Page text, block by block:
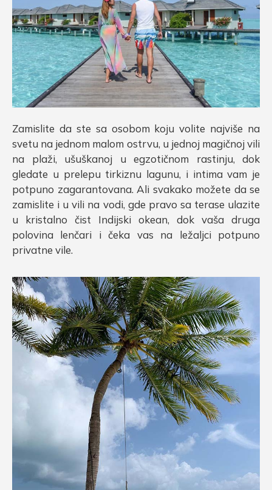
Zamislite da ste sa osobom koju volite najviše na
svetu na jednom malom ostrvu, u jednoj magičnoj vili
na plaži, ušuškanoj u egzotičnom rastinju, dok
gledate u prelepu tirkiznu lagunu, i intima vam je
potpuno zagarantovana. Ali svakako možete da se
zamislite i u vili na vodi, gde pravo sa terase ulazite
u kristalno čist Indijski okean, dok vaša druga
polovina lenčari i čeka vas na ležaljci potpuno
privatne vile.